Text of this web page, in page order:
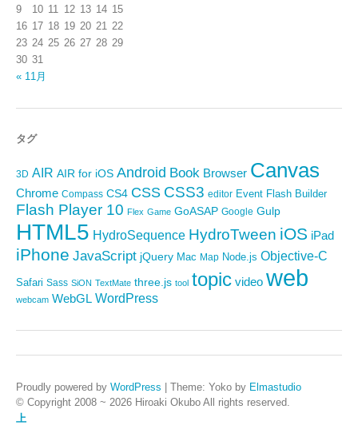
9
10 11 12 13 14 15
16 17 18 19 20 21
22
23 24 25 26 27 28 29
30 31
« 11月
タグ
3D AIR AIR for iOS Android Book Browser Canvas
Chrome Compass CS4 CSS CSS3 editor Event Flash Builder
Flash Player 10 Flex Game GoASAP Google Gulp
HTML5 HydroSequence HydroTween iOS iPad
iPhone JavaScript jQuery Mac Map Node.js Objective-C
Safari Sass SiON TextMate three.js tool topic video web
webcam WebGL WordPress
Proudly powered by WordPress Theme: Yoko by Elmastudio
© Copyright 2008 ~ 2026 Hiroaki Okubo All rights reserved.
上